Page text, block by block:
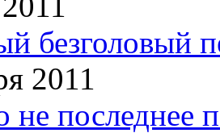
безголовый
2011
не последнее